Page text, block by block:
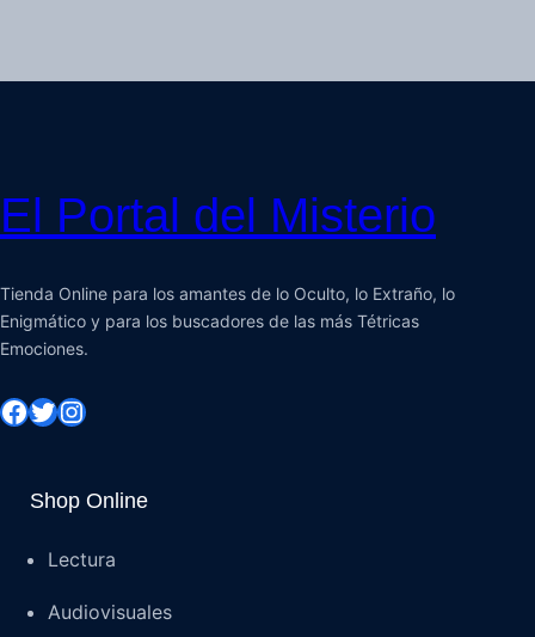
El Portal del Misterio
Tienda Online para los amantes de lo Oculto, lo Extraño, lo
Enigmático y para los buscadores de las más Tétricas
Emociones.
Shop Online
Lectura
Audiovisuales